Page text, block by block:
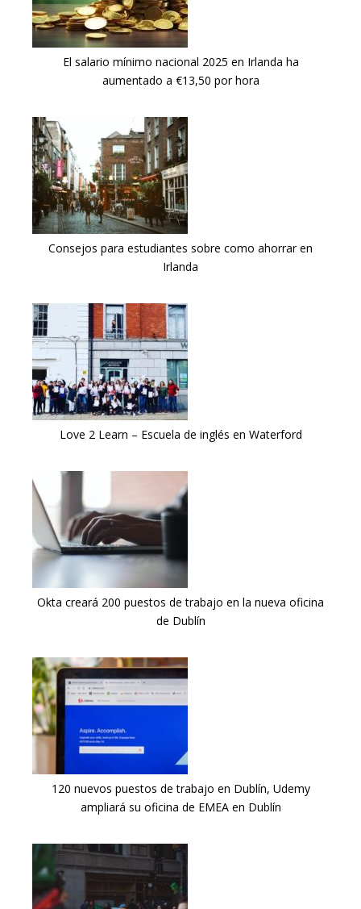
El salario mínimo nacional 2025 en Irlanda ha
aumentado a €13,50 por hora
Consejos para estudiantes sobre como ahorrar en
Irlanda
Love 2 Learn – Escuela de inglés en Waterford
Okta creará 200 puestos de trabajo en la nueva oficina
de Dublín
120 nuevos puestos de trabajo en Dublín, Udemy
ampliará su oficina de EMEA en Dublín